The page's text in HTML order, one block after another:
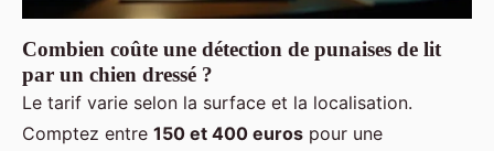
Combien coûte une détection de punaises de lit
par un chien dressé ?
Le tarif varie selon la surface et la localisation.
Comptez entre 150 et 400 euros pour une